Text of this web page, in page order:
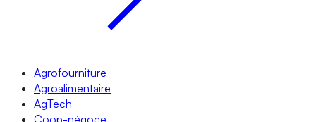
Agrofourniture
Agroalimentaire
AgTech
Coop-négoce